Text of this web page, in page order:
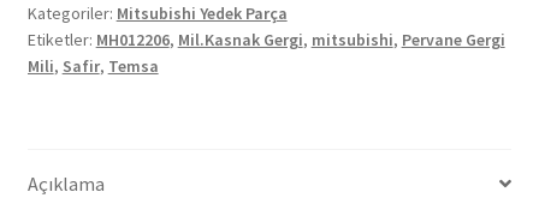
Mili
MH012206
adet
Kategoriler: Mitsubishi Yedek Parça
Etiketler: MH012206, Mil.Kasnak Gergi, mitsubishi, Pervane Gergi
Mili, Safir, Temsa
Açıklama